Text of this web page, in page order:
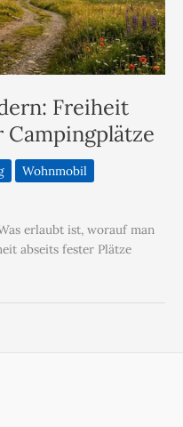
Freiheit
Wohnmobil
erlaubt ist, worauf man
abseits fester Plätze